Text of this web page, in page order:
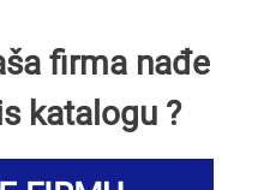
firma nađe
katalogu ?